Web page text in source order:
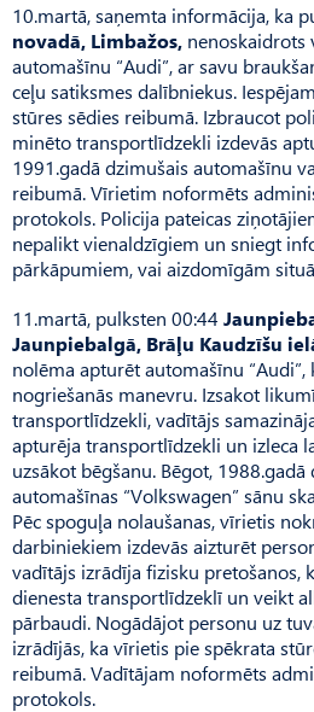
10.martā, saņemta informācija, ka
novadā, Limbažos, nenoskaidrots
automašīnu “Audi”, ar savu
ceļu satiksmes dalībniekus.
stūres sēdies reibumā. Izbraucot
minēto transportlīdzekli izdevās
1991.gadā dzimušais automašīnu
reibumā. Vīrietim noformēts
protokols. Policija pateicas
nepalikt vienaldzīgiem un sniegt
pārkāpumiem, vai aizdomīgām
11.martā, pulksten 00:44
Jaunpiebalgā, Brāļu Kaudzīšu
nolēma apturēt automašīnu
nogriešanās manevru. Izsakot
transportlīdzekli, vadītājs
apturēja transportlīdzekli un izleca
uzsākot bēgšanu. Bēgot,
automašīnas “Volkswagen” sānu
Pēc spoguļa nolaušanas, vīrietis
darbiniekiem izdevās aizturēt
vadītājs izrādīja fizisku pretošanos,
dienesta transportlīdzeklī un veikt
pārbaudi. Nogādājot personu uz
izrādījās, ka vīrietis pie spēkrata
reibumā. Vadītājam noformēts
protokols.